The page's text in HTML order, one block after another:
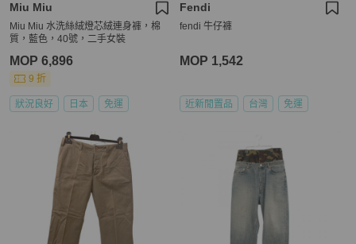
Miu Miu
Miu Miu 水洗絲絨燈芯絨連身褲，棉
質，藍色，40號，二手女裝
MOP 6,896
9 折
狀況良好 日本 免運
Fendi
fendi 牛仔褲
MOP 1,542
近新閒置品 台灣 免運